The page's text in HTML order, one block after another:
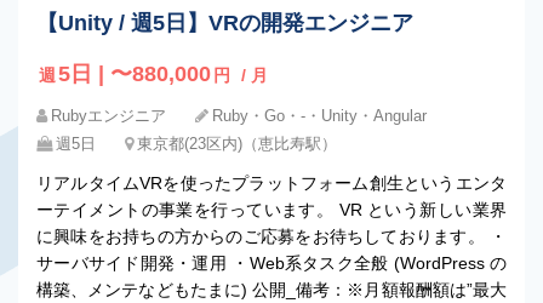
【Unity / 週5日】VRの開発エンジニア
週 5日 | 〜880,000 円 / 月
Rubyエンジニア
Ruby・Go・-・Unity・Angular
週5日
東京都(23区内)（恵比寿駅）
リアルタイムVRを使ったプラットフォーム創生というエンタ
ーテイメントの事業を行っています。 VR という新しい業界
に興味をお持ちの方からのご応募をお待ちしております。 ・
サーバサイド開発・運用 ・Web系タスク全般 (WordPress の
構築、メンテなどもたまに) 公開_備考：※月額報酬額は”最大